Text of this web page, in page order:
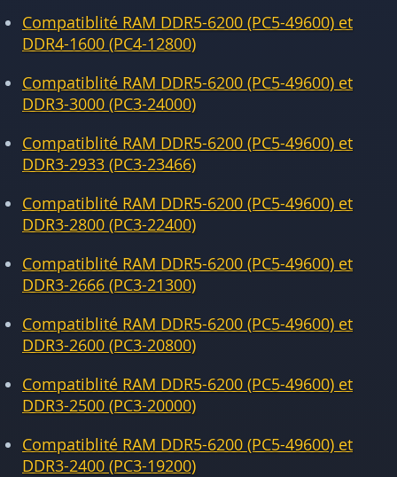
Compatiblité RAM DDR5-6200 (PC5-49600) et
DDR4-1600 (PC4-12800)
Compatiblité RAM DDR5-6200 (PC5-49600) et
DDR3-3000 (PC3-24000)
Compatiblité RAM DDR5-6200 (PC5-49600) et
DDR3-2933 (PC3-23466)
Compatiblité RAM DDR5-6200 (PC5-49600) et
DDR3-2800 (PC3-22400)
Compatiblité RAM DDR5-6200 (PC5-49600) et
DDR3-2666 (PC3-21300)
Compatiblité RAM DDR5-6200 (PC5-49600) et
DDR3-2600 (PC3-20800)
Compatiblité RAM DDR5-6200 (PC5-49600) et
DDR3-2500 (PC3-20000)
Compatiblité RAM DDR5-6200 (PC5-49600) et
DDR3-2400 (PC3-19200)